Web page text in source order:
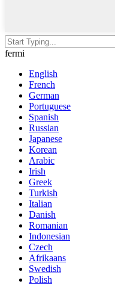
fermi
English
French
German
Portuguese
Spanish
Russian
Japanese
Korean
Arabic
Irish
Greek
Turkish
Italian
Danish
Romanian
Indonesian
Czech
Afrikaans
Swedish
Polish